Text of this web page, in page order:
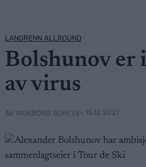
LANGRENN ALLROUND
Bolshunov er
av virus
AV INGEBORG SCHEVE• 15.12.2021